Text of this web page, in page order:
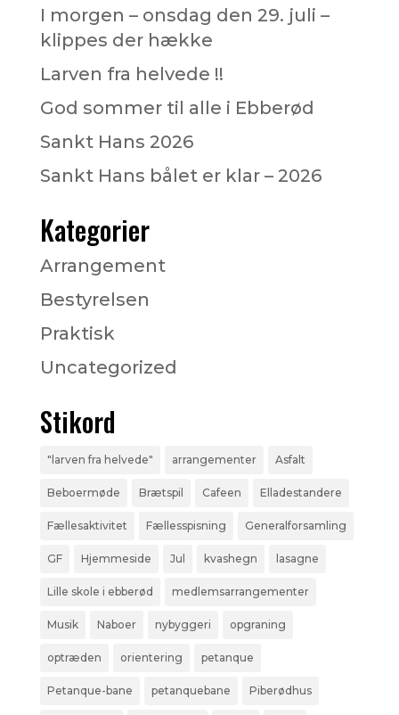
I morgen – onsdag den 29. juli –
klippes der hække
Larven fra helvede !!
God sommer til alle i Ebberød
Sankt Hans 2026
Sankt Hans bålet er klar – 2026
Kategorier
Arrangement
Bestyrelsen
Praktisk
Uncategorized
Stikord
"larven fra helvede" arrangementer Asfalt
Beboermøde Brætspil Cafeen Elladestandere
Fællesaktivitet Fællesspisning Generalforsamling
GF Hjemmeside Jul kvashegn lasagne
Lille skole i ebberød medlemsarrangementer
Musik Naboer nybyggeri opgraning
optræden orientering petanque
Petanque-bane petanquebane Piberødhus